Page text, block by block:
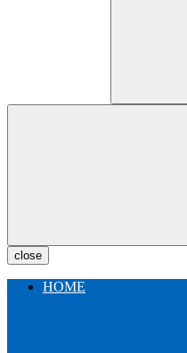
close
HOME